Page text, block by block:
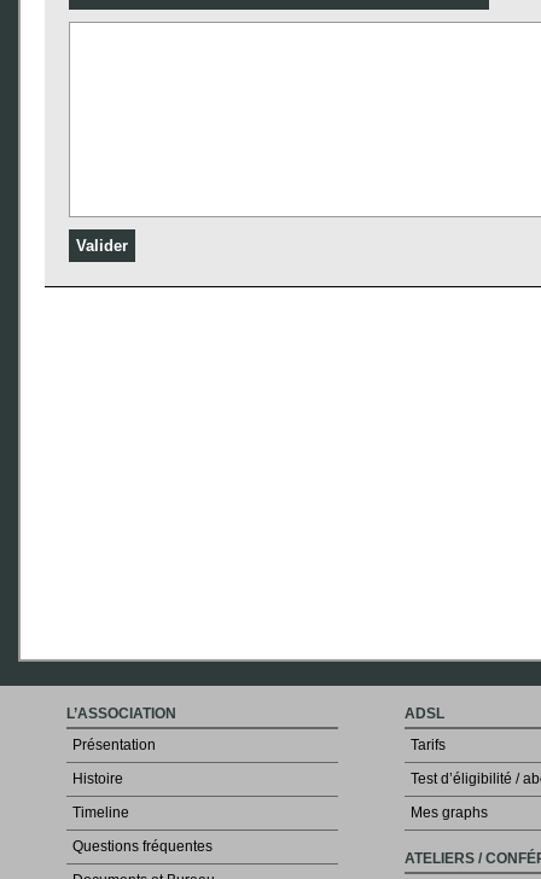
L’ASSOCIATION
Présentation
Histoire
Timeline
Questions fréquentes
ADSL
Tarifs
Test d’éligibilité /
Mes graphs
ATELIERS /